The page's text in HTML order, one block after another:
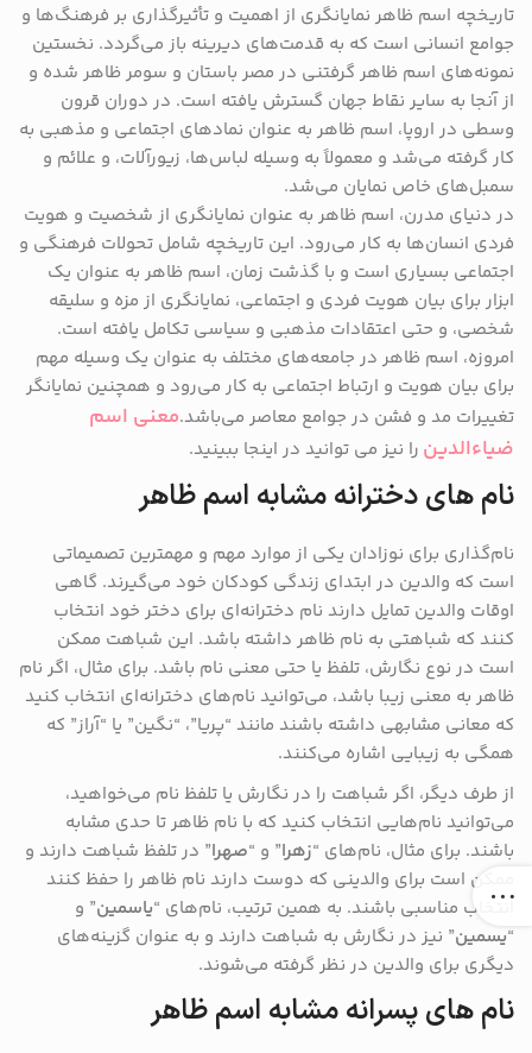
تاریخچه اسم ظاهر نمایانگری از اهمیت و تأثیرگذاری بر فرهنگ‌ها و
جوامع انسانی است که به قدمت‌های دیرینه باز می‌گردد. نخستین
نمونه‌های اسم ظاهر گرفتنی در مصر باستان و سومر ظاهر شده و
از آنجا به سایر نقاط جهان گسترش یافته است. در دوران قرون
وسطی در اروپا، اسم ظاهر به عنوان نمادهای اجتماعی و مذهبی به
کار گرفته می‌شد و معمولاً به وسیله لباس‌ها، زیورآلات، و علائم و
سمبل‌های خاص نمایان می‌شد.
در دنیای مدرن، اسم ظاهر به عنوان نمایانگری از شخصیت و هویت
فردی انسان‌ها به کار می‌رود. این تاریخچه شامل تحولات فرهنگی و
اجتماعی بسیاری است و با گذشت زمان، اسم ظاهر به عنوان یک
ابزار برای بیان هویت فردی و اجتماعی، نمایانگری از مزه و سلیقه
شخصی، و حتی اعتقادات مذهبی و سیاسی تکامل یافته است.
امروزه، اسم ظاهر در جامعه‌های مختلف به عنوان یک وسیله مهم
برای بیان هویت و ارتباط اجتماعی به کار می‌رود و همچنین نمایانگر
تغییرات مد و فشن در جوامع معاصر می‌باشد.معنی اسم
ضیاءالدین را نیز می توانید در اینجا ببینید.
نام های دخترانه مشابه اسم ظاهر
نام‌گذاری برای نوزادان یکی از موارد مهم و مهمترین تصمیماتی
است که والدین در ابتدای زندگی کودکان خود می‌گیرند. گاهی
اوقات والدین تمایل دارند نام دخترانه‌ای برای دختر خود انتخاب
کنند که شباهتی به نام ظاهر داشته باشد. این شباهت ممکن
است در نوع نگارش، تلفظ یا حتی معنی نام باشد. برای مثال، اگر نام
ظاهر به معنی زیبا باشد، می‌توانید نام‌های دخترانه‌ای انتخاب کنید
که معانی مشابهی داشته باشند مانند “پریا”، “نگین” یا “آراز” که
همگی به زیبایی اشاره می‌کنند.
از طرف دیگر، اگر شباهت را در نگارش یا تلفظ نام می‌خواهید،
می‌توانید نام‌هایی انتخاب کنید که با نام ظاهر تا حدی مشابه
باشند. برای مثال، نام‌های “زهرا” و “صهرا” در تلفظ شباهت دارند و
ممکن است برای والدینی که دوست دارند نام ظاهر را حفظ کنند
انتخاب مناسبی باشند. به همین ترتیب، نام‌های “یاسمین” و
“یسمین” نیز در نگارش به شباهت دارند و به عنوان گزینه‌های
دیگری برای والدین در نظر گرفته می‌شوند.
نام های پسرانه مشابه اسم ظاهر